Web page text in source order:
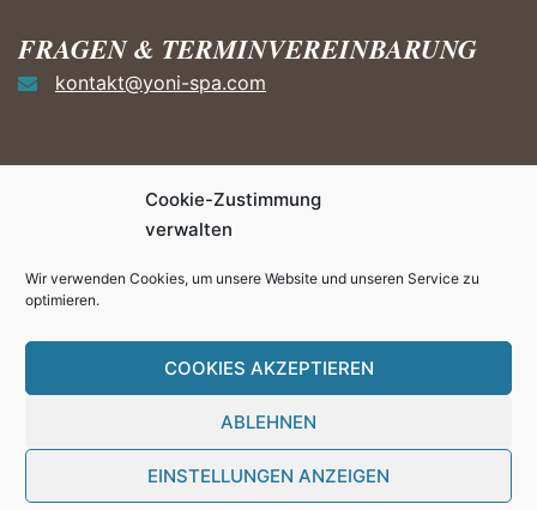
Cookie-Zustimmung
verwalten
Wir verwenden Cookies, um unsere Website und unseren Service zu
optimieren.
COOKIES AKZEPTIEREN
ABLEHNEN
EINSTELLUNGEN ANZEIGEN
FRAGEN & TERMINVEREINBARUNG
kontakt@yoni-spa.com
HÄUFIGE FRAGEN ZUM YONI
FAQ
Angebote und Preise